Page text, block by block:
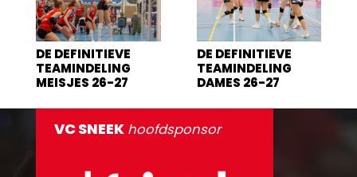
DE DEFINITIEVE
TEAMINDELING
MEISJES 26-27
DE DEFINITIEVE
TEAMINDELING
DAMES 26-27
VC SNEEK hoofdsponsor